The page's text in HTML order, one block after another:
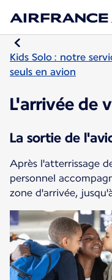
Kids Solo : notre
seuls en avion
L'arrivée de
La sortie de
Après l'atterrissage
personnel
zone d'arrivée,